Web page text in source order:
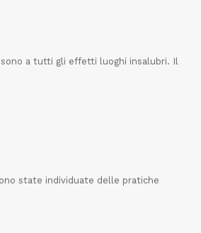
a tutti gli effetti luoghi insalubri. Il
state individuate delle pratiche